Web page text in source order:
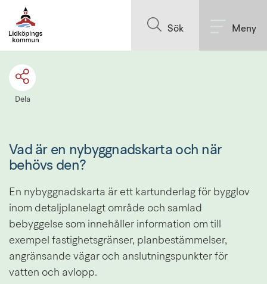
Sök Meny
Dela
Vad är en nybyggnadskarta och när
behövs den?
En nybyggnadskarta är ett kartunderlag för bygglov
inom detaljplanelagt område och samlad
bebyggelse som innehåller information om till
exempel fastighetsgränser, planbestämmelser,
angränsande vägar och anslutningspunkter för
vatten och avlopp.